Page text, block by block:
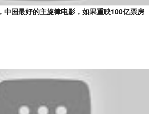
中国最好的主旋律电影，如果重映100亿票房